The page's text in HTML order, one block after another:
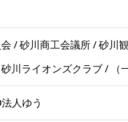
/ 砂川商工会議所 / 砂川
川ライオンズクラブ / （
人ゆう